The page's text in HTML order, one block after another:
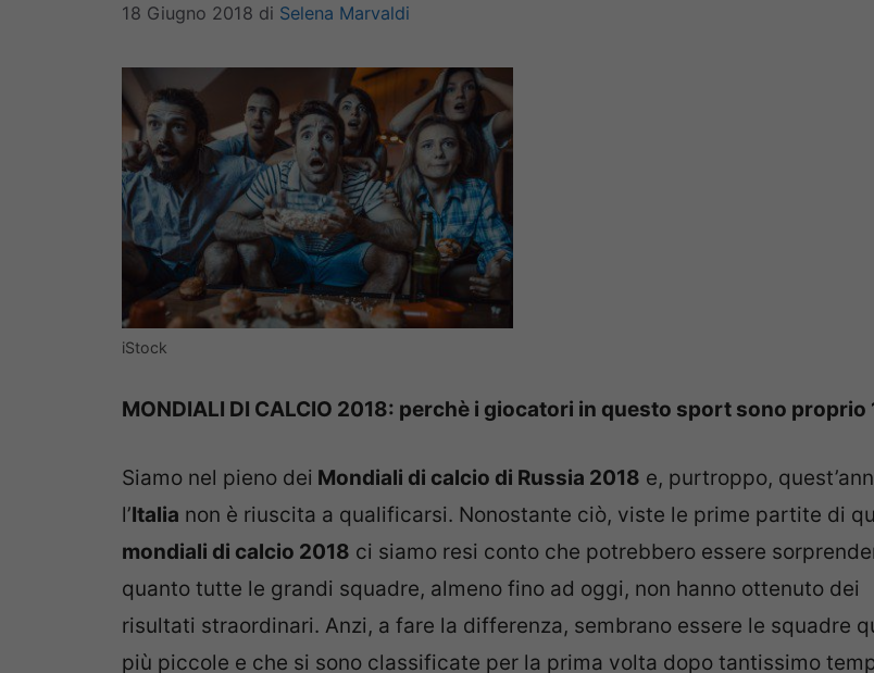
18 Giugno 2018 di Selena Marvaldi
iStock
MONDIALI DI CALCIO 2018: perchè i giocatori in questo sport sono proprio
Siamo nel pieno dei Mondiali di calcio di Russia 2018 e, purtroppo,
l’Italia non è riuscita a qualificarsi. Nonostante ciò, viste le prime partite di
mondiali di calcio 2018 ci siamo resi conto che potrebbero essere
quanto tutte le grandi squadre, almeno fino ad oggi, non hanno ottenuto dei
risultati straordinari. Anzi, a fare la differenza, sembrano essere le squadre
più piccole e che si sono classificate per la prima volta dopo tantissimo